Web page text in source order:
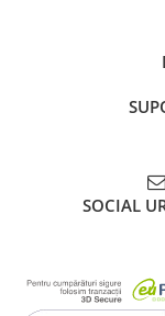
groși și o scară de
locul de unde
SOCIAL